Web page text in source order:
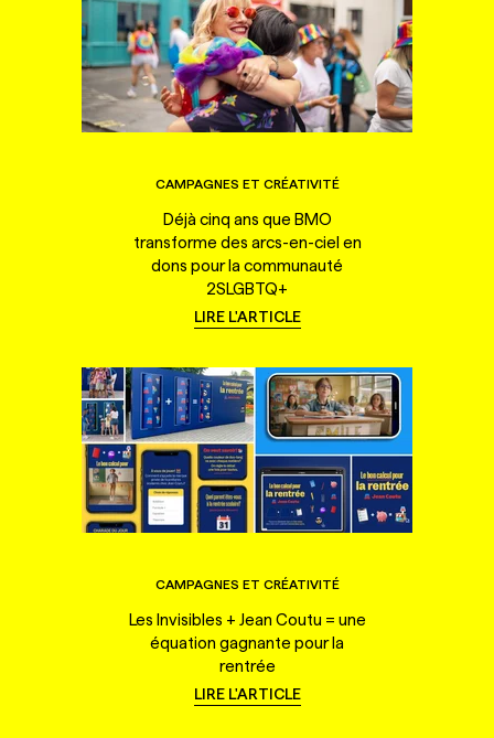
CAMPAGNES ET CRÉATIVITÉ
Déjà cinq ans que BMO
transforme des arcs-en-ciel en
dons pour la communauté
2SLGBTQ+
LIRE L'ARTICLE
CAMPAGNES ET CRÉATIVITÉ
Les Invisibles + Jean Coutu = une
équation gagnante pour la
rentrée
LIRE L'ARTICLE